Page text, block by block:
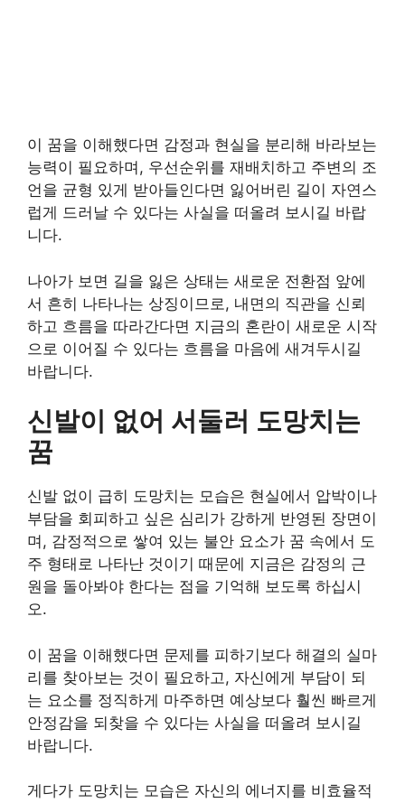
이 꿈을 이해했다면 감정과 현실을 분리해 바라보는
능력이 필요하며, 우선순위를 재배치하고 주변의 조
언을 균형 있게 받아들인다면 잃어버린 길이 자연스
럽게 드러날 수 있다는 사실을 떠올려 보시길 바랍
니다.
나아가 보면 길을 잃은 상태는 새로운 전환점 앞에
서 흔히 나타나는 상징이므로, 내면의 직관을 신뢰
하고 흐름을 따라간다면 지금의 혼란이 새로운 시작
으로 이어질 수 있다는 흐름을 마음에 새겨두시길
바랍니다.
신발이 없어 서둘러 도망치는
꿈
신발 없이 급히 도망치는 모습은 현실에서 압박이나
부담을 회피하고 싶은 심리가 강하게 반영된 장면이
며, 감정적으로 쌓여 있는 불안 요소가 꿈 속에서 도
주 형태로 나타난 것이기 때문에 지금은 감정의 근
원을 돌아봐야 한다는 점을 기억해 보도록 하십시
오.
이 꿈을 이해했다면 문제를 피하기보다 해결의 실마
리를 찾아보는 것이 필요하고, 자신에게 부담이 되
는 요소를 정직하게 마주하면 예상보다 훨씬 빠르게
안정감을 되찾을 수 있다는 사실을 떠올려 보시길
바랍니다.
게다가 도망치는 모습은 자신의 에너지를 비효율적